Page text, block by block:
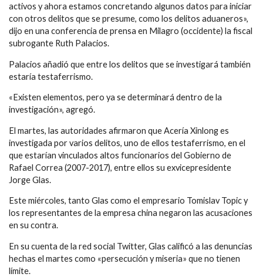
activos y ahora estamos concretando algunos datos para iniciar
con otros delitos que se presume, como los delitos aduaneros»,
dijo en una conferencia de prensa en Milagro (occidente) la fiscal
subrogante Ruth Palacios.
Palacios añadió que entre los delitos que se investigará también
estaría testaferrismo.
«Existen elementos, pero ya se determinará dentro de la
investigación», agregó.
El martes, las autoridades afirmaron que Acería Xinlong es
investigada por varios delitos, uno de ellos testaferrismo, en el
que estarían vinculados altos funcionarios del Gobierno de
Rafael Correa (2007-2017), entre ellos su exvicepresidente
Jorge Glas.
Este miércoles, tanto Glas como el empresario Tomislav Topic y
los representantes de la empresa china negaron las acusaciones
en su contra.
En su cuenta de la red social Twitter, Glas calificó a las denuncias
hechas el martes como «persecución y miseria» que no tienen
límite.